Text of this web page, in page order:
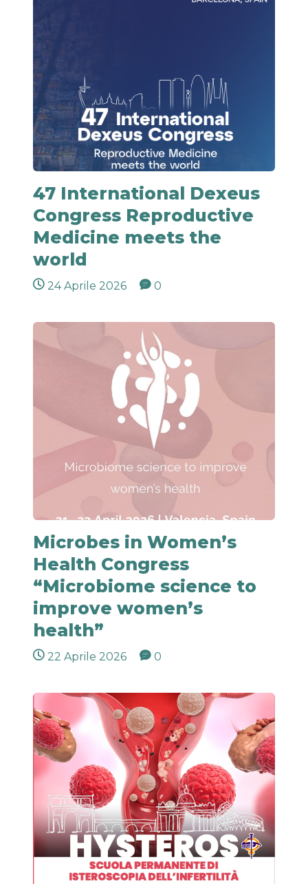
47 International Dexeus
Congress Reproductive
Medicine meets the
world
24 Aprile 2026 0
Microbes in Women’s
Health Congress
“Microbiome science to
improve women’s
health”
22 Aprile 2026 0